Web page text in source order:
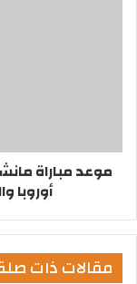
موعد مباراة
أوروبا
مقالات ذات